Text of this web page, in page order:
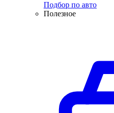
Подбор по авто
Полезное